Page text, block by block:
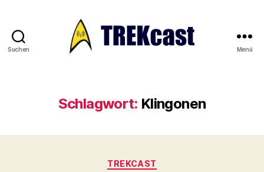
Suchen Menü
Schlagwort: Klingonen
Kategorien
TREKCAST